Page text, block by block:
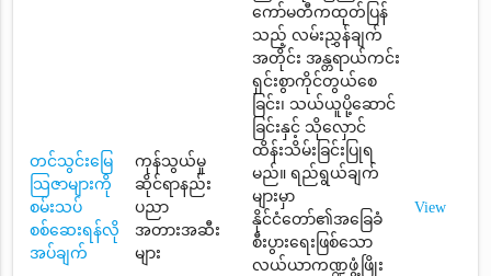
တင်သွင်းမြေ
သြဇာများကို
စမ်းသပ်
စစ်ဆေးရန်လို
အပ်ချက်
ကုန်သွယ်မှု
ဆိုင်ရာနည်း
ပညာ
အတားအဆီး
များ
ကော်မတီကထုတ်ပြန်
သည့် လမ်းညွှန်ချက်
အတိုင်း အန္တရာယ်ကင်း
ရှင်းစွာကိုင်တွယ်စေ
ခြင်း၊ သယ်ယူပို့ဆောင်
ခြင်းနှင့် သိုလှောင်
ထိန်းသိမ်းခြင်းပြုရ
မည်။ ရည်ရွယ်ချက်
များမှာ
နိုင်ငံတော်၏အခြေခံ
စီးပွားရေးဖြစ်သော
လယ်ယာကဏ္ဍဖွံ့ဖြိုး
View